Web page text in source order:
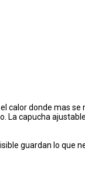
calor donde mas se
La capucha
guardan lo que